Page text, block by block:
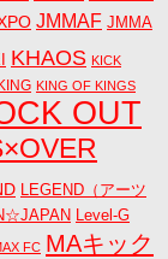
JMMAF JMMA
KHAOS KICK
KING KING OF KINGS
OUT
LEGEND（アーツ
Level-G
FC MAキック